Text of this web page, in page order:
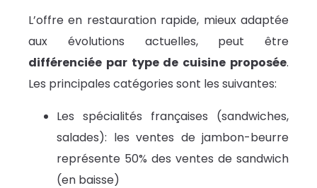
L’offre en restauration rapide, mieux adaptée
aux évolutions actuelles, peut être
différenciée par type de cuisine proposée.
Les principales catégories sont les suivantes:
Les spécialités françaises (sandwiches,
salades): les ventes de jambon-beurre
représente 50% des ventes de sandwich
(en baisse)